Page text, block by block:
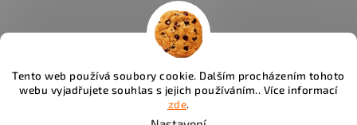
Tento web používá soubory cookie. Dalším procházením tohoto
webu vyjadřujete souhlas s jejich používáním.. Více informací
zde.
Ukázat
Instagram